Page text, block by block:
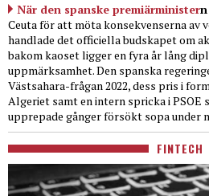
När den spanske premiärministern
Ceuta för att möta konsekvenserna av
handlade det officiella budskapet om
bakom kaoset ligger en fyra år lång
uppmärksamhet. Den spanska
Västsahara-frågan 2022, dess pris i
Algeriet samt en intern spricka i PSOE
upprepade gånger försökt sopa under
FINTECH